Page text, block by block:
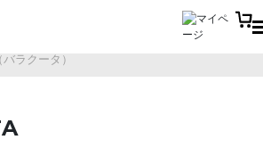
ラクータ）